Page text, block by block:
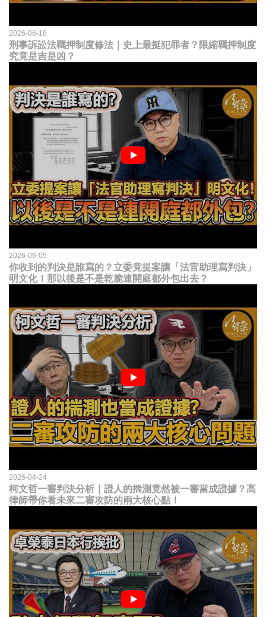
2026-06-18
刑事訴訟法羈押制度修法｜史上最挺犯罪者？限縮羈押制度
究竟是吉是凶？
2026-06-05
你收到的判決是誰寫的？立委竟提案讓「法官助理寫判決」
明文化！那以後是不是乾脆連開庭都外包出去？
2026-04-24
柯文哲一審判決分析｜證人的揣測竟然被一審當成證據？高
律師帶你看未來二審攻防的兩大核心點！